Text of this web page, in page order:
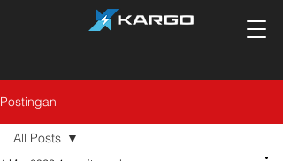
Postingan
All Posts